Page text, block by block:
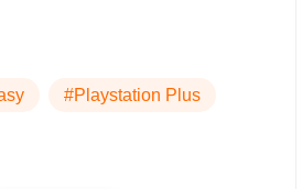
#Playstation Plus